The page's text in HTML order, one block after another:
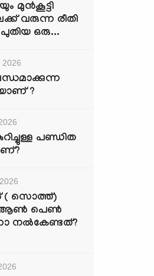
മുൻകൂട്ടി
വരുന്ന രീതി
ഒരു...
2026
?
പണ്ഡിത
( സൊത്ത്)
ആണ്‍ പെണ്‍
നല്‍കേണ്ടത്?